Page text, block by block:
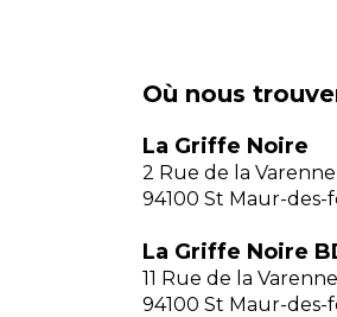
Où nous
La Griffe Noire
2 Rue de la Varenne
94100 St Maur-des-
La Griffe Noire
11 Rue de la Varenne
94100 St Maur-des-